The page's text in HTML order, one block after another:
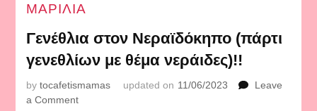
ΜΑΡΙΛΙΑ
Γενέθλια στον Νεραϊδόκηπο (πάρτι
γενεθλίων με θέμα νεράιδες)!!
bytocafetismamas updated on 11/06/2023
Leave
a Commenton